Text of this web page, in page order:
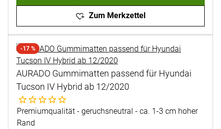
Zum Merkzettel
-17 %
AURADO Gummimatten passend für Hyundai
Tucson IV Hybrid ab 12/2020
Noch keine Bewertungen abgegeben
Premiumqualität - geruchsneutral - ca. 1-3 cm hoher
Rand